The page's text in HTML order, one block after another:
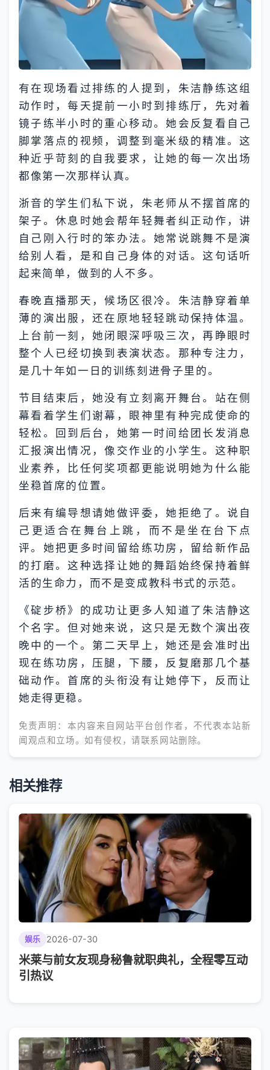
有在现场看过排练的人提到，朱洁静练这组
动作时，每天提前一小时到排练厅，先对着
镜子练半小时的重心移动。她会反复看自己
脚掌落点的视频，调整到毫米级的精准。这
种近乎苛刻的自我要求，让她的每一次出场
都像第一次那样认真。
浙音的学生们私下说，朱老师从不摆首席的
架子。休息时她会帮年轻舞者纠正动作，讲
自己刚入行时的笨办法。她常说跳舞不是演
给别人看，是和自己身体的对话。这句话听
起来简单，做到的人不多。
春晚直播那天，候场区很冷。朱洁静穿着单
薄的演出服，还在原地轻轻跳动保持体温。
上台前一刻，她闭眼深呼吸三次，再睁眼时
整个人已经切换到表演状态。那种专注力，
是几十年如一日的训练刻进骨子里的。
节目结束后，她没有立刻离开舞台。站在侧
幕看着学生们谢幕，眼神里有种完成使命的
轻松。回到后台，她第一时间给团长发消息
汇报演出情况，像交作业的小学生。这种职
业素养，比任何奖项都更能说明她为什么能
坐稳首席的位置。
后来有编导想请她做评委，她拒绝了。说自
己更适合在舞台上跳，而不是坐在台下点
评。她把更多时间留给练功房，留给新作品
的打磨。这种选择让她的舞蹈始终保持着鲜
活的生命力，而不是变成教科书式的示范。
《碇步桥》的成功让更多人知道了朱洁静这
个名字。但对她来说，这只是无数个演出夜
晚中的一个。第二天早上，她还是会准时出
现在练功房，压腿，下腰，反复磨那几个基
础动作。首席的头衔没有让她停下，反而让
她走得更稳。
免责声明：本内容来自网站平台创作者，不代表本站新
闻观点和立场。如有侵权，请联系网站删除。
相关推荐
娱乐 2026-07-30
米莱与前女友现身秘鲁就职典礼，全程零互动
引热议